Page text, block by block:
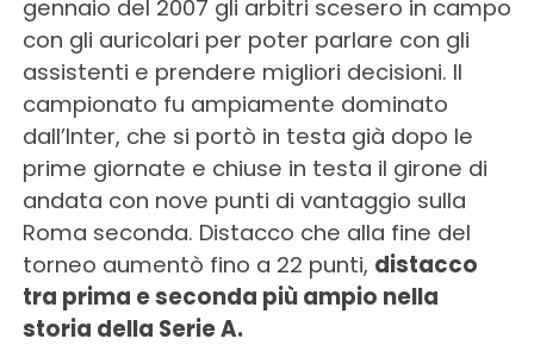
gennaio del 2007 gli arbitri scesero in campo
con gli auricolari per poter parlare con gli
assistenti e prendere migliori decisioni. Il
campionato fu ampiamente dominato
dall’Inter, che si portò in testa già dopo le
prime giornate e chiuse in testa il girone di
andata con nove punti di vantaggio sulla
Roma seconda. Distacco che alla fine del
torneo aumentò fino a 22 punti, distacco
tra prima e seconda più ampio nella
storia della Serie A.